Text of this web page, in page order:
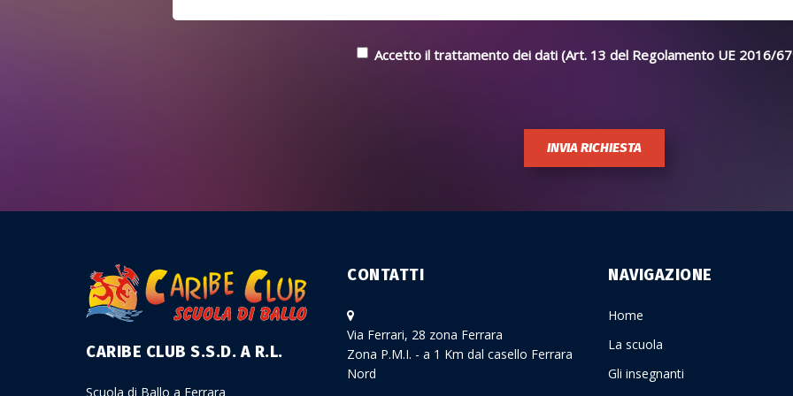
Accetto il trattamento dei dati (Art. 13 del Regolamento UE 2016/
INVIA RICHIESTA
CARIBE CLUB S.S.D. A R.L.
Scuola di Ballo a Ferrara
CONTATTI
Via Ferrari, 28 zona Ferrara
Zona P.M.I. - a 1 Km dal casello Ferrara
Nord
NAVIGAZIONE
Home
La scuola
Gli insegnanti